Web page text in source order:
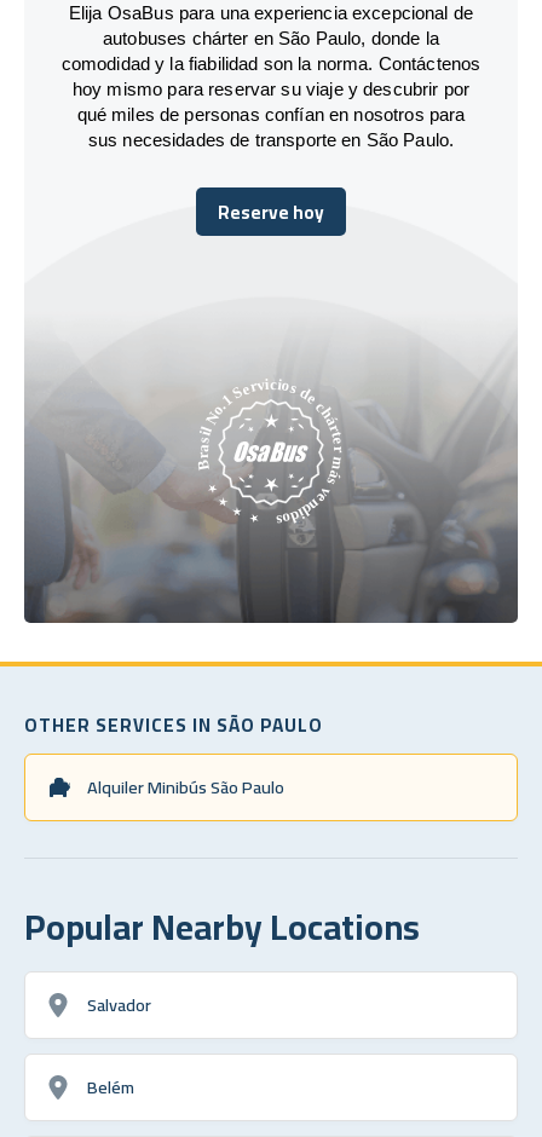
Elija OsaBus para una experiencia excepcional de
autobuses chárter en São Paulo, donde la
comodidad y la fiabilidad son la norma. Contáctenos
hoy mismo para reservar su viaje y descubrir por
qué miles de personas confían en nosotros para
sus necesidades de transporte en São Paulo.
Reserve hoy
Reserve hoy
OTHER SERVICES IN SÃO PAULO
Alquiler Minibús São Paulo
Popular Nearby Locations
Salvador
Belém